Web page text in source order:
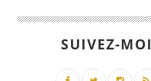
SUIVEZ-MOI